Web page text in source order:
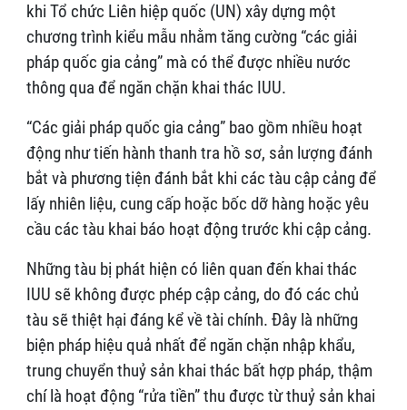
khi Tổ chức Liên hiệp quốc (UN) xây dựng một
chương trình kiểu mẫu nhằm tăng cường “các giải
pháp quốc gia cảng” mà có thể được nhiều nước
thông qua để ngăn chặn khai thác IUU.
“Các giải pháp quốc gia cảng” bao gồm nhiều hoạt
động như tiến hành thanh tra hồ sơ, sản lượng đánh
bắt và phương tiện đánh bắt khi các tàu cập cảng để
lấy nhiên liệu, cung cấp hoặc bốc dỡ hàng hoặc yêu
cầu các tàu khai báo hoạt động trước khi cập cảng.
Những tàu bị phát hiện có liên quan đến khai thác
IUU sẽ không được phép cập cảng, do đó các chủ
tàu sẽ thiệt hại đáng kể về tài chính. Đây là những
biện pháp hiệu quả nhất để ngăn chặn nhập khẩu,
trung chuyển thuỷ sản khai thác bất hợp pháp, thậm
chí là hoạt động “rửa tiền” thu được từ thuỷ sản khai